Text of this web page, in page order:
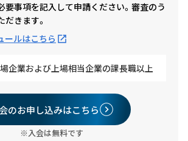
要事項を記入して申請ください。審査のう
きます。
ールはこちら
企業および上場相当企業の課長職以上
のお申し込みはこちら
※入会は無料です